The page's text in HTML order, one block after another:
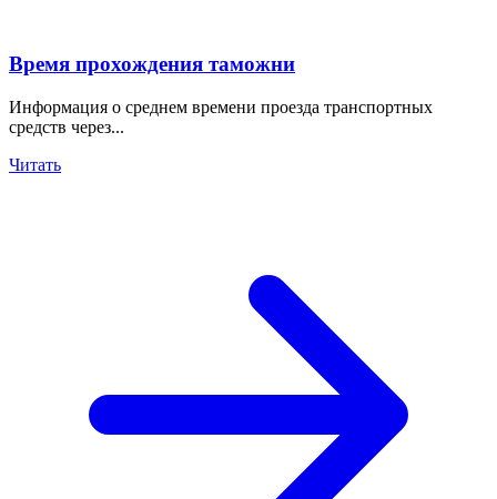
Время прохождения таможни
Информация о среднем времени проезда транспортных
средств через...
Читать